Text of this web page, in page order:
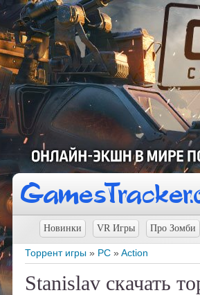
Новинки VR Игры Про Зомби
Торрент игры » PC »Action
Stanislav скачать